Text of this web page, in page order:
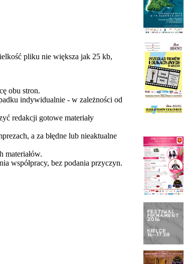
pliku nie większa jak 25 kb,
obu stron.
indywidualnie - w zależności od
redakcji gotowe materiały
a za błędne lub nieaktualne
materiałów.
współpracy, bez podania przyczyn.